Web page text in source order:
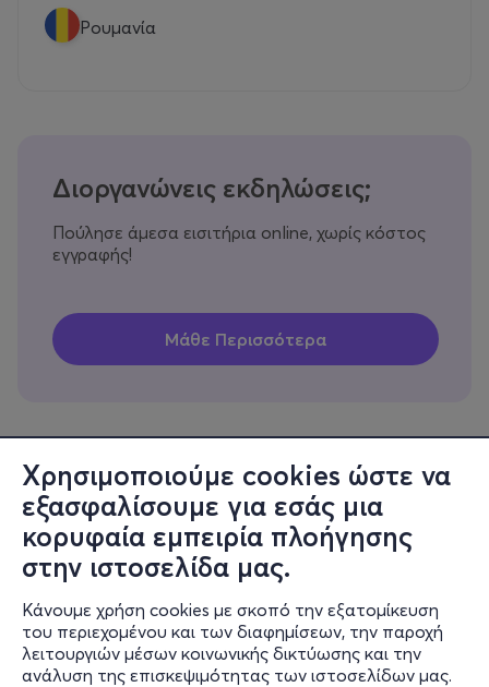
Χρησιμοποιούμε cookies ώστε να
εξασφαλίσουμε για εσάς μια
κορυφαία εμπειρία πλοήγησης
στην ιστοσελίδα μας.
Κάνουμε χρήση cookies με σκοπό την εξατομίκευση
του περιεχομένου και των διαφημίσεων, την παροχή
λειτουργιών μέσων κοινωνικής δικτύωσης και την
ανάλυση της επισκεψιμότητας των ιστοσελίδων μας.
Ρουμανία
Διοργανώνεις εκδηλώσεις;
Πούλησε άμεσα εισιτήρια online, χωρίς κόστος
εγγραφής!
Πληροφορίες
Υποστήριξη
Stay Connected